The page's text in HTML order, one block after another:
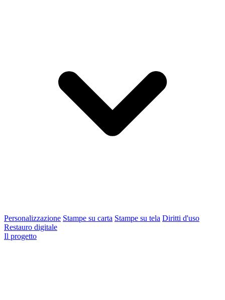
Personalizzazione Stampe su carta Stampe su tela Diritti d'uso
Restauro digitale
Il progetto